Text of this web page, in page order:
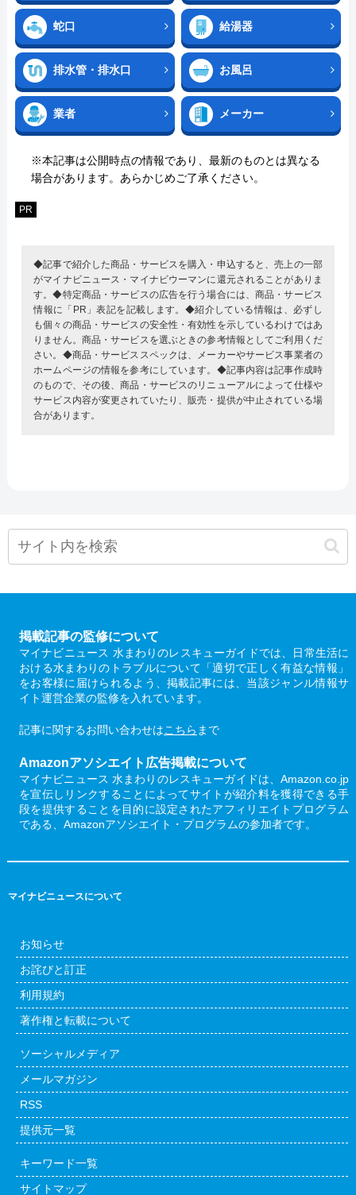
蛇口 給湯器
排水管・排水口 お風呂
業者 メーカー
※本記事は公開時点の情報であり、最新のものとは異なる
場合があります。あらかじめご了承ください。
PR
◆記事で紹介した商品・サービスを購入・申込すると、売上の一部
がマイナビニュース・マイナビウーマンに還元されることがありま
す。◆特定商品・サービスの広告を行う場合には、商品・サービス
情報に「PR」表記を記載します。◆紹介している情報は、必ずし
も個々の商品・サービスの安全性・有効性を示しているわけではあ
りません。商品・サービスを選ぶときの参考情報としてご利用くだ
さい。◆商品・サービススペックは、メーカーやサービス事業者の
ホームページの情報を参考にしています。◆記事内容は記事作成時
のもので、その後、商品・サービスのリニューアルによって仕様や
サービス内容が変更されていたり、販売・提供が中止されている場
合があります。
掲載記事の監修について
マイナビニュース 水まわりのレスキューガイドでは、日常生活に
おける水まわりのトラブルについて「適切で正しく有益な情報」
をお客様に届けられるよう、掲載記事には、当該ジャンル情報サ
イト運営企業の監修を入れています。
記事に関するお問い合わせはこちら まで
Amazonアソシエイト広告掲載について
マイナビニュース 水まわりのレスキューガイドは、Amazon.co.jp
を宣伝しリンクすることによってサイトが紹介料を獲得できる手
段を提供することを目的に設定されたアフィリエイトプログラム
である、Amazonアソシエイト・プログラムの参加者です。
マイナビニュースについて
お知らせ
お詫びと訂正
利用規約
著作権と転載について
ソーシャルメディア
メールマガジン
RSS
提供元一覧
キーワード一覧
サイトマップ